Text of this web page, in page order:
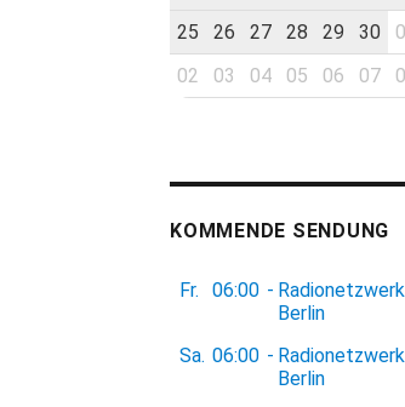
25
26 27 28 29 30
02
03 04 05 06 07
KOMMENDE SENDUNG
Fr. 06:00 - Radionetzwerk
Berlin
Sa. 06:00 - Radionetzwerk
Berlin